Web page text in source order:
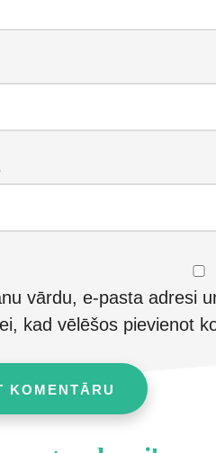
vārdu, e-pasta adresi
kad vēlēšos pievienot